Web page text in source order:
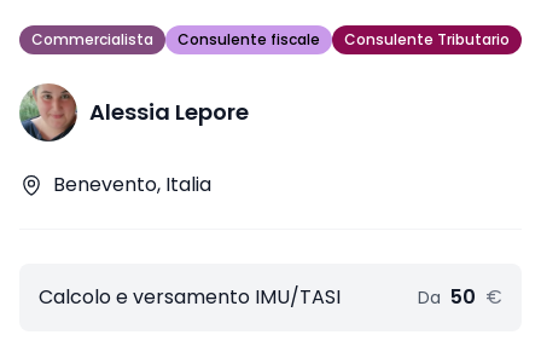
Commercialista Consulente fiscale Consulente Tributario
Alessia Lepore
Benevento, Italia
Calcolo e versamento IMU/TASI Da 50 €